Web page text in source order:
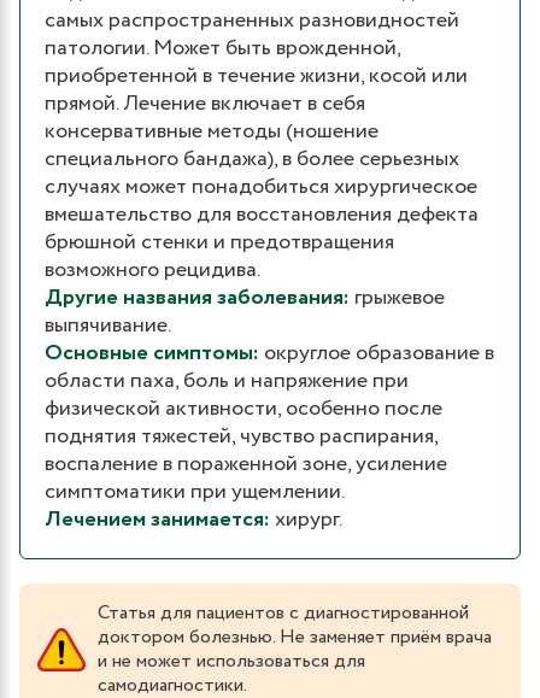
самых распространенных разновидностей
патологии. Может быть врожденной,
приобретенной в течение жизни, косой или
прямой. Лечение включает в себя
консервативные методы (ношение
специального бандажа), в более серьезных
случаях может понадобиться хирургическое
вмешательство для восстановления дефекта
брюшной стенки и предотвращения
возможного рецидива.
Другие названия заболевания: грыжевое
выпячивание.
Основные симптомы: округлое образование в
области паха, боль и напряжение при
физической активности, особенно после
поднятия тяжестей, чувство распирания,
воспаление в пораженной зоне, усиление
симптоматики при ущемлении.
Лечением занимается:хирург.
Статья для пациентов с диагностированной
доктором болезнью. Не заменяет приём врача
и не может использоваться для
самодиагностики.